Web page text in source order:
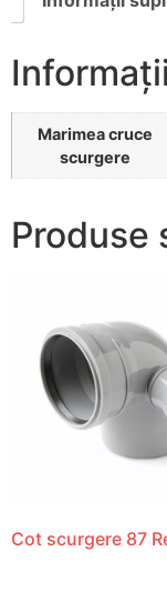
Marimea cruce
scurgere
Produse
Cot scurgere 87